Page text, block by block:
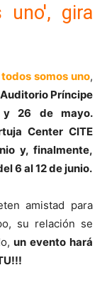
uno', gira
somos uno,
Príncipe
y 26 de mayo.
Center CITE
y, finalmente,
6 al 12 de junio.
amistad para
su relación se
un evento hará